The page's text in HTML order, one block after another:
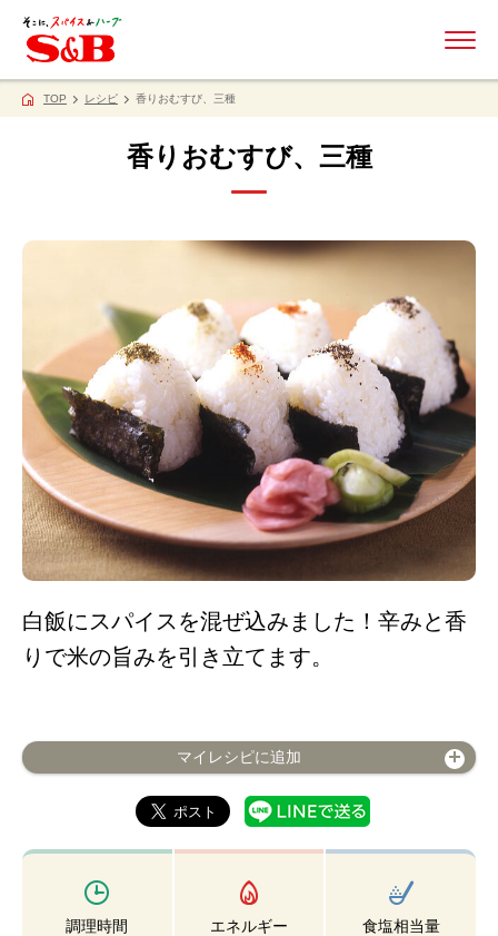
TOP レシピ 香りおむすび、三種
香りおむすび、三種
白飯にスパイスを混ぜ込みました！辛みと香
りで米の旨みを引き立てます。
マイレシピに追加
調理時間 エネルギー 食塩相当量